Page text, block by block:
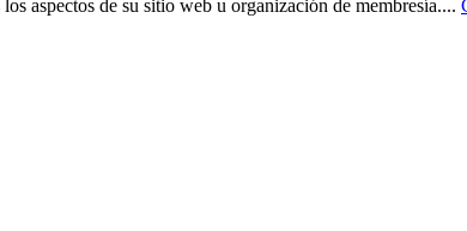
aspectos de su sitio web u organización de membresía....